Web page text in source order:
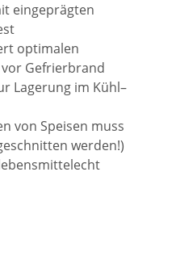
eingeprägten
optimalen
Gefrierbrand
Lagerung im Kühl–
von Speisen muss
werden!)